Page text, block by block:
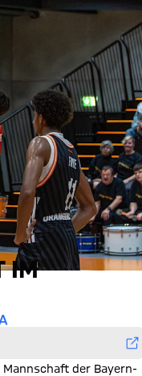
IM
der Bayern-